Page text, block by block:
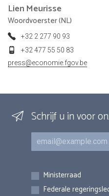
Lien Meurisse
Woordvoerster (NL)
+32 2 277 90 93
+32 477 55 50 83
press@economie.fgov.be
Schrijf u in voor
E-mail
Inschrijvingen
Ministerraad
Federale